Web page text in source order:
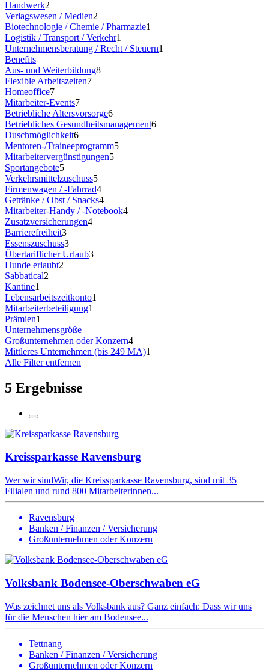
Handwerk2
Verlagswesen / Medien2
Biotechnologie / Chemie / Pharmazie1
Logistik / Transport / Verkehr1
Unternehmensberatung / Recht / Steuern1
Benefits
Aus- und Weiterbildung8
Flexible Arbeitszeiten7
Homeoffice7
Mitarbeiter-Events7
Betriebliche Altersvorsorge6
Betriebliches Gesundheitsmanagement6
Duschmöglichkeit6
Mentoren-/Traineeprogramm5
Mitarbeitervergünstigungen5
Sportangebote5
Verkehrsmittelzuschuss5
Firmenwagen / -Fahrrad4
Getränke / Obst / Snacks4
Mitarbeiter-Handy / -Notebook4
Zusatzversicherungen4
Barrierefreiheit3
Essenszuschuss3
Übertariflicher Urlaub3
Hunde erlaubt2
Sabbatical2
Kantine1
Lebensarbeitszeitkonto1
Mitarbeiterbeteiligung1
Prämien1
Unternehmensgröße
Großunternehmen oder Konzern4
Mittleres Unternehmen (bis 249 MA)1
Alle Filter entfernen
5 Ergebnisse
Kreissparkasse Ravensburg
Wer wir sindWir, die Kreissparkasse Ravensburg, sind mit 35
Filialen und rund 800 Mitarbeiterinnen...
Ravensburg
Banken / Finanzen / Versicherung
Großunternehmen oder Konzern
Volksbank Bodensee-Oberschwaben eG
Was zeichnet uns als Volksbank aus? Ganz einfach: Dass wir uns
für die Menschen hier am Bodensee...
Tettnang
Banken / Finanzen / Versicherung
Großunternehmen oder Konzern